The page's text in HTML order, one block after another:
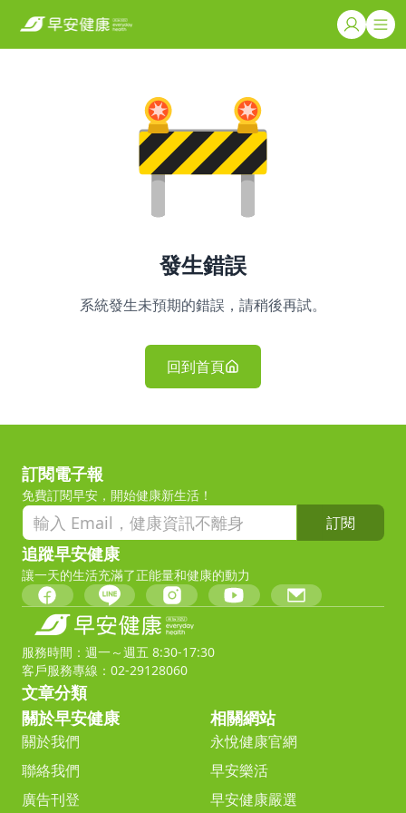
發生錯誤
系統發生未預期的錯誤，請稍後再試。
回到首頁
訂閱電子報
免費訂閱早安，開始健康新生活！
訂閱
追蹤早安健康
讓一天的生活充滿了正能量和健康的動力
服務時間：週一～週五 8:30-17:30
客戶服務專線：02-29128060
文章分類
關於早安健康
關於我們
聯絡我們
廣告刊登
相關網站
永悅健康官網
早安樂活
早安健康嚴選